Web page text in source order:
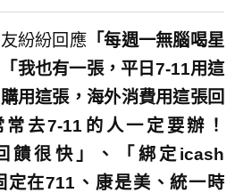
紛紛回應 「每週一無腦喝星
我也有一張，平日7-11用這
用這張，海外消費用這張回
去7-11的人一定要辦！
饋很快」、「綁定icash
定在711、康是美、統一時